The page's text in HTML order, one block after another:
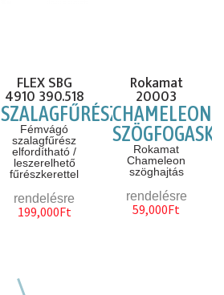
FLEX SBG
4910 390.518
SZALAGFŰRÉSZ
Fémvágó
szalagfűrész
elfordítható /
leszerelhető
fűrészkerettel
rendelésre
199,000Ft
Rokamat
20003
CHAMELEON
Rokamat
Chameleon
szöghajtás
rendelésre
59,000Ft